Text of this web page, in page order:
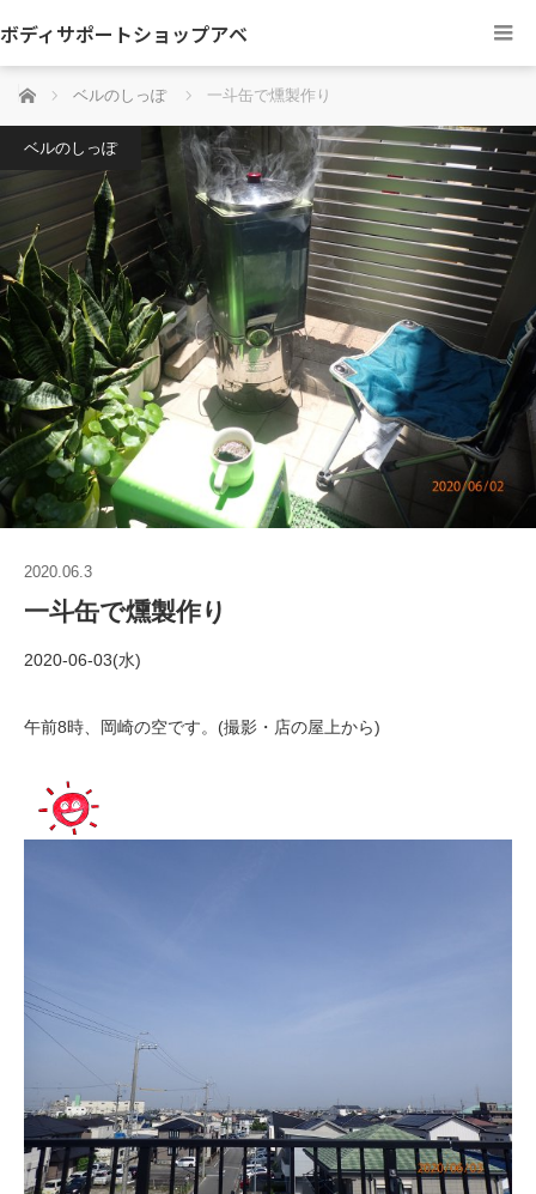
ボディサポートショップアベ
ホーム ベルのしっぽ 一斗缶で燻製作り
ベルのしっぽ
2020.06.3
一斗缶で燻製作り
2020-06-03(水)
午前8時、岡崎の空です。(撮影・店の屋上から)